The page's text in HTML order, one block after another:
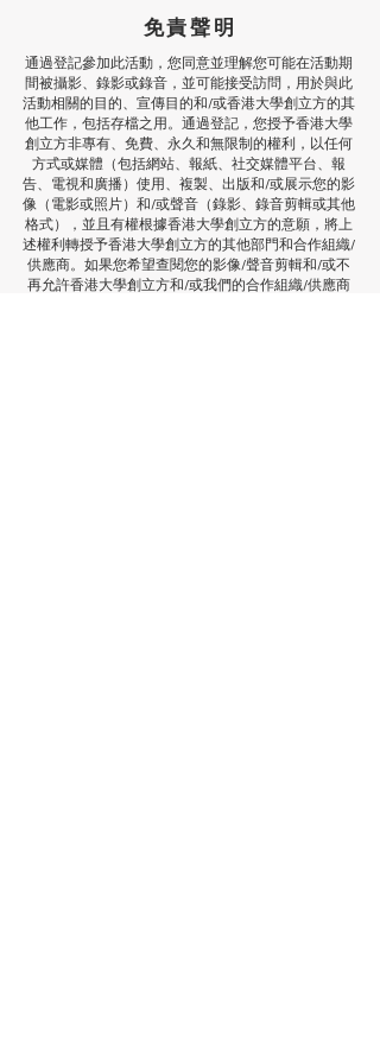
免責聲明
通過登記參加此活動，您同意並理解您可能在活動期
間被攝影、錄影或錄音，並可能接受訪問，用於與此
活動相關的目的、宣傳目的和/或香港大學創立方的其
他工作，包括存檔之用。通過登記，您授予香港大學
創立方非專有、免費、永久和無限制的權利，以任何
方式或媒體（包括網站、報紙、社交媒體平台、報
告、電視和廣播）使用、複製、出版和/或展示您的影
像（電影或照片）和/或聲音（錄影、錄音剪輯或其他
格式），並且有權根據香港大學創立方的意願，將上
述權利轉授予香港大學創立方的其他部門和合作組織/
供應商。如果您希望查閱您的影像/聲音剪輯和/或不
再允許香港大學創立方和/或我們的合作組織/供應商